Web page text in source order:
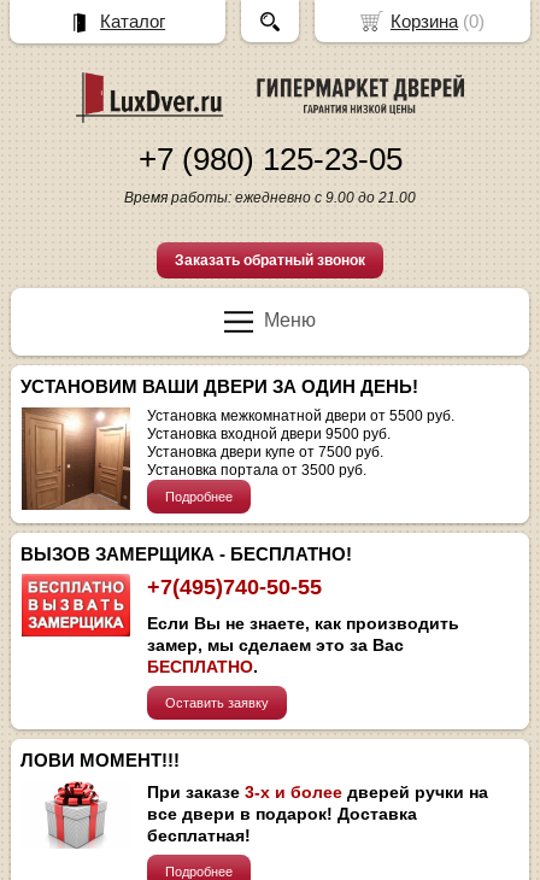
+7 (980) 125-23-05
Время работы: ежедневно с 9.00 до 21.00
Заказать обратный звонок
Меню
УСТАНОВИМ ВАШИ ДВЕРИ ЗА ОДИН ДЕНЬ!
Установка межкомнатной двери от 5500 руб.
Установка входной двери 9500 руб.
Установка двери купе от 7500 руб.
Установка портала от 3500 руб.
Подробнее
ВЫЗОВ ЗАМЕРЩИКА - БЕСПЛАТНО!
+7(495)740-50-55
Если Вы не знаете, как производить
замер, мы сделаем это за Вас
БЕСПЛАТНО.
Оставить заявку
ЛОВИ МОМЕНТ!!!
При заказе3-х и более дверей ручки на
все двери в подарок! Доставка
бесплатная!
Подробнее
Корзина(0)
Каталог